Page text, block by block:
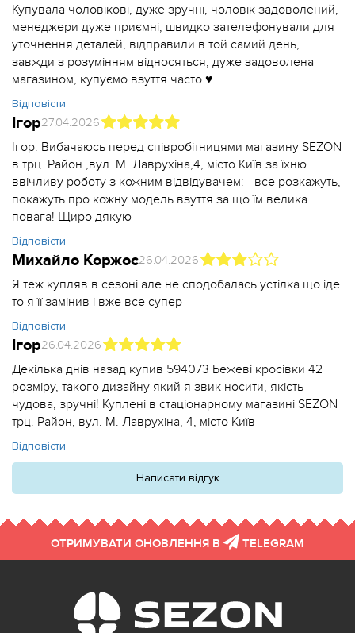
Купувала чоловікові, дуже зручні, чоловік задоволений,
менеджери дуже приємні, швидко зателефонували для
уточнення деталей, відправили в той самий день,
завжди з розумінням відносяться, дуже задоволена
магазином, купуємо взуття часто ♥️
Відповісти
Ігор27.04.2026
Ігор. Вибачаюсь перед співробітницями магазину SEZON
в трц. Район ,вул. М. Лаврухіна,4, місто Київ за їхню
ввічливу роботу з кожним відвідувачем: - все розкажуть,
покажуть про кожну модель взуття за що їм велика
повага! Щиро дякую
Відповісти
Михайло Коржос26.04.2026
Я теж купляв в сезоні але не сподобалась устілка що іде
то я її замінив і вже все супер
Відповісти
Ігор26.04.2026
Декілька днів назад купив 594073 Бежеві кросівки 42
розміру, такого дизайну який я звик носити, якість
чудова, зручні! Куплені в стаціонарному магазині SEZON
трц. Район, вул. М. Лаврухіна, 4, місто Київ
Відповісти
Написати відгук
ОТРИМУВАТИ ОНОВЛЕННЯ В TELEGRAM